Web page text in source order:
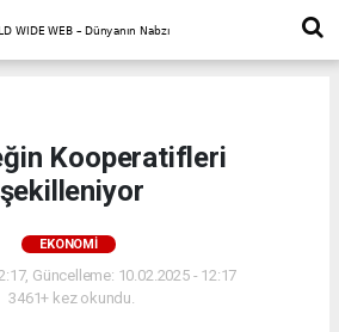
Kooperatifleri
şekilleniyor
EKONOMI
Güncelleme: 10.02.2025 - 12:17
3461+ kez okundu.